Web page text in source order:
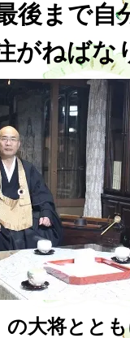
後まで自
がねばな
) の大将と